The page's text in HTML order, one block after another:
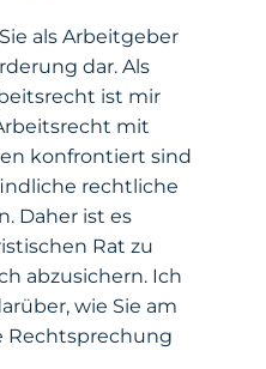
als Arbeitgeber
dar. Als
ist mir
mit
konfrontiert sind
rechtliche
Daher ist es
Rat zu
abzusichern. Ich
wie Sie am
Rechtsprechung